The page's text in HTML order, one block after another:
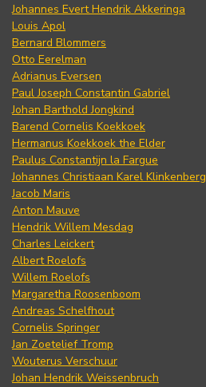
Johannes Evert Hendrik Akkeringa
Louis Apol
Bernard Blommers
Otto Eerelman
Adrianus Eversen
Paul Joseph Constantin Gabriel
Johan Barthold Jongkind
Barend Cornelis Koekkoek
Hermanus Koekkoek the Elder
Paulus Constantijn la Fargue
Johannes Christiaan Karel Klinkenberg
Jacob Maris
Anton Mauve
Hendrik Willem Mesdag
Charles Leickert
Albert Roelofs
Willem Roelofs
Margaretha Roosenboom
Andreas Schelfhout
Cornelis Springer
Jan Zoetelief Tromp
Wouterus Verschuur
Johan Hendrik Weissenbruch